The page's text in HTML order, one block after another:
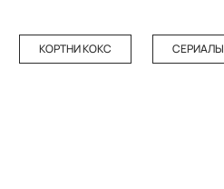
КОРТНИ КОКС СЕРИАЛЫ